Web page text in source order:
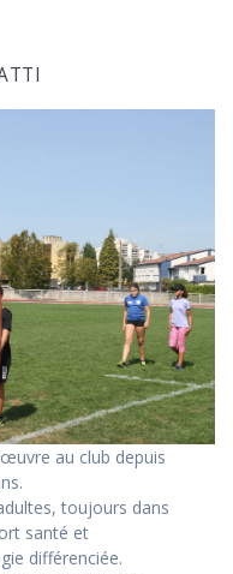
au club depuis
toujours dans
santé et
différenciée.